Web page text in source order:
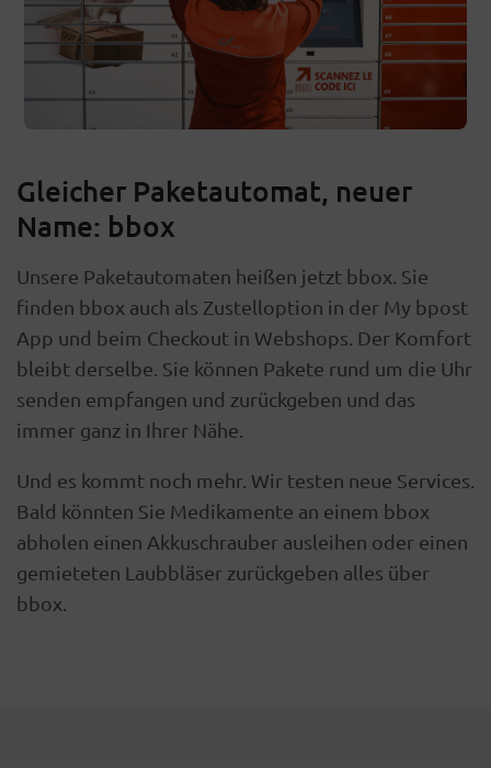
Gleicher Paketautomat, neuer
Name: bbox
Unsere Paketautomaten heißen jetzt bbox. Sie
finden bbox auch als Zustelloption in der My bpost
App und beim Checkout in Webshops. Der Komfort
bleibt derselbe. Sie können Pakete rund um die Uhr
senden empfangen und zurückgeben und das
immer ganz in Ihrer Nähe.
Und es kommt noch mehr. Wir testen neue Services.
Bald könnten Sie Medikamente an einem bbox
abholen einen Akkuschrauber ausleihen oder einen
gemieteten Laubbläser zurückgeben alles über
bbox.